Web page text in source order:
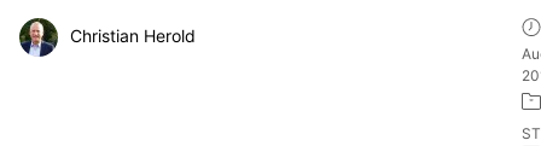
Christian Herold